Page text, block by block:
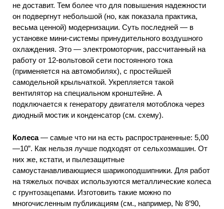
не доставит. Тем более что для повышения надежности
он подвергнут небольшой (но, как показала практика,
весьма ценной) модернизации. Суть последней — в
установке мини-системы принудительного воздушного
охлаждения. Это — электромоторчик, рассчитанный на
работу от 12-вольтовой сети постоянного тока
(применяется на автомобилях), с простейшей
самодельной крыльчаткой. Укрепляется такой
вентилятор на специальном кронштейне. А
подключается к генератору двигателя мотоблока через
диодный мостик и конденсатор (см. схему).
Колеса— самые что ни на есть распространенные: 5,00
—10”. Как нельзя лучше подходят от сельхозмашин. От
них же, кстати, и пылезащитные
самоустанавливающиеся шарикоподшипники. Для работ
на тяжелых почвах используются металлические колеса
с грунтозацепами. Изготовить такие можно по
многочисленным публикациям (см., например, № 8’90,